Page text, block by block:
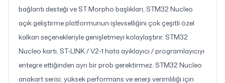
bağlantı desteği ve ST Morpho başlıkları, STM32 Nucleo
açık geliştirme platformunun işlevselliğini çok çeşitli özel
kalkan seçenekleriyle genişletmeyi kolaylaştırır. STM32
Nucleo kartı, ST-LINK / V2-1 hata ayıklayıcı / programlayıcıyı
entegre ettiğinden ayrı bir prob gerektirmez. STM32 Nucleo
anakart serisi, yüksek performans ve enerji verimliliği için